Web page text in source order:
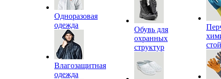
Одноразовая
одежда
Влагозащитная
одежда
Обувь для
охранных
структур